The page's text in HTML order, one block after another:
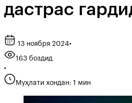
дастрас
13 ноября 2024•
163 боздид
•
Муҳлати хондан: 1 мин